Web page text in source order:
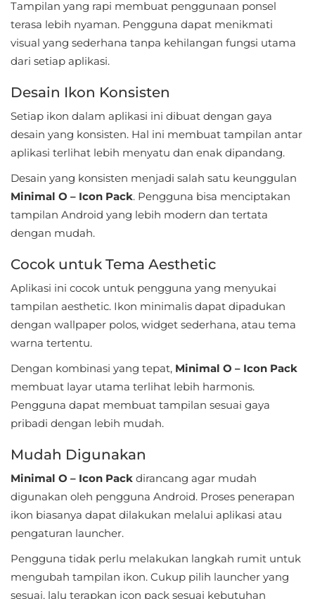
Finance
Food
Drink
Health
&
House
Demo
Maps
&
Navigation
Medical
Music
&
Audio
News
Tampilan yang rapi membuat penggunaan ponsel
terasa lebih nyaman. Pengguna dapat menikmati
visual yang sederhana tanpa kehilangan fungsi utama
dari setiap aplikasi.
Desain Ikon Konsisten
Setiap ikon dalam aplikasi ini dibuat dengan gaya
desain yang konsisten. Hal ini membuat tampilan antar
aplikasi terlihat lebih menyatu dan enak dipandang.
Desain yang konsisten menjadi salah satu keunggulan
Minimal O – Icon Pack. Pengguna bisa menciptakan
tampilan Android yang lebih modern dan tertata
dengan mudah.
Cocok untuk Tema Aesthetic
Aplikasi ini cocok untuk pengguna yang menyukai
tampilan aesthetic. Ikon minimalis dapat dipadukan
dengan wallpaper polos, widget sederhana, atau tema
warna tertentu.
Dengan kombinasi yang tepat, Minimal O – Icon Pack
membuat layar utama terlihat lebih harmonis.
Pengguna dapat membuat tampilan sesuai gaya
pribadi dengan lebih mudah.
Mudah Digunakan
Minimal O – Icon Pack dirancang agar mudah
digunakan oleh pengguna Android. Proses penerapan
ikon biasanya dapat dilakukan melalui aplikasi atau
pengaturan launcher.
Pengguna tidak perlu melakukan langkah rumit untuk
mengubah tampilan ikon. Cukup pilih launcher yang
sesuai, lalu terapkan icon pack sesuai kebutuhan